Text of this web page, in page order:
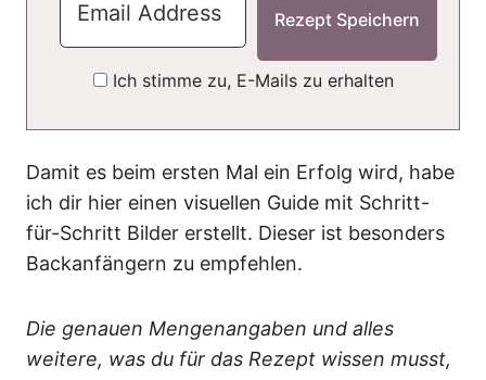
Ich stimme zu, E-Mails zu erhalten
Damit es beim ersten Mal ein Erfolg wird, habe
ich dir hier einen visuellen Guide mit Schritt-
für-Schritt Bilder erstellt. Dieser ist besonders
Backanfängern zu empfehlen.
Die genauen Mengenangaben und alles
weitere, was du für das Rezept wissen musst,